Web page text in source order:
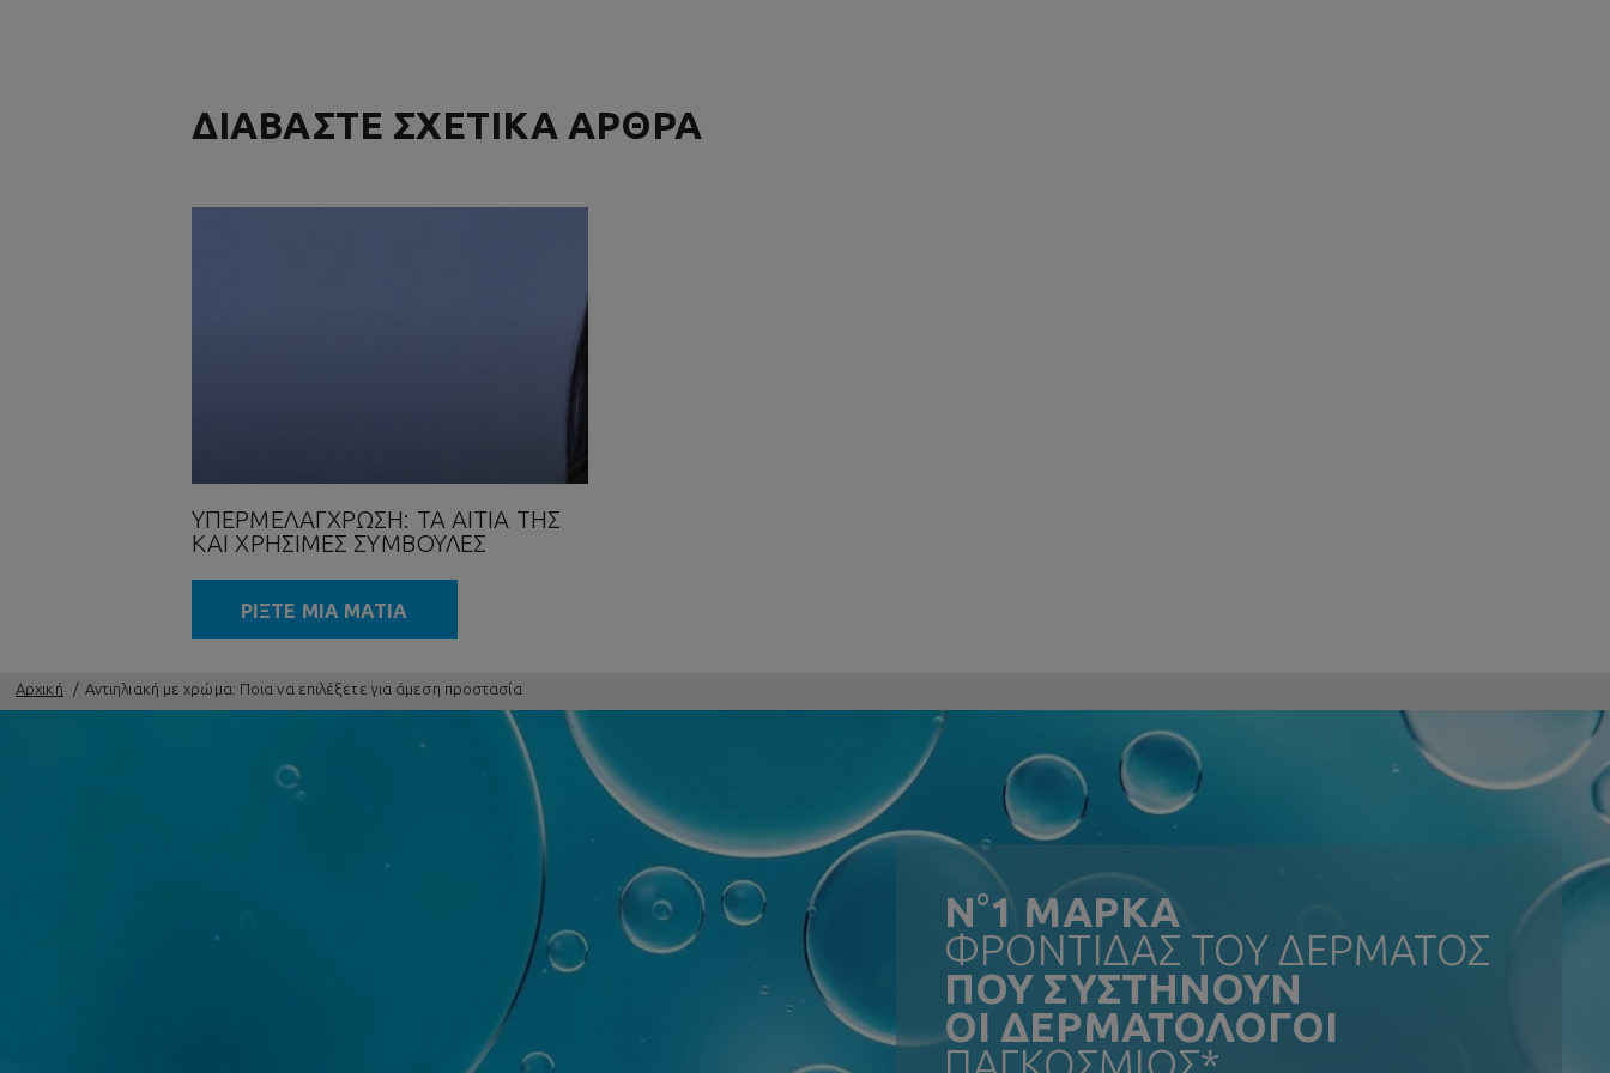
ΔΙΑΒΑΣΤΕ ΣΧΕΤΙΚΑ ΑΡΘΡΑ
ΥΠΕΡΜΕΛΆΓΧΡΩΣΗ: ΤΑ ΑΊΤΙΆ ΤΗΣ
ΚΑΙ ΧΡΉΣΙΜΕΣ ΣΥΜΒΟΥΛΈΣ
ΡΙΞΤΕ ΜΙΑ ΜΑΤΙΑ
Αρχική Αντιηλιακή με χρώμα: Ποια να επιλέξετε για άμεση προστασία
N°1 ΜΑΡΚΑ
ΦΡΟΝΤΙΔΑΣ ΤΟΥ ΔΕΡΜΑΤΟΣ
ΠΟΥ ΣΥΣΤΗΝΟΥΝ
ΟΙ ΔΕΡΜΑΤΟΛΟΓΟΙ